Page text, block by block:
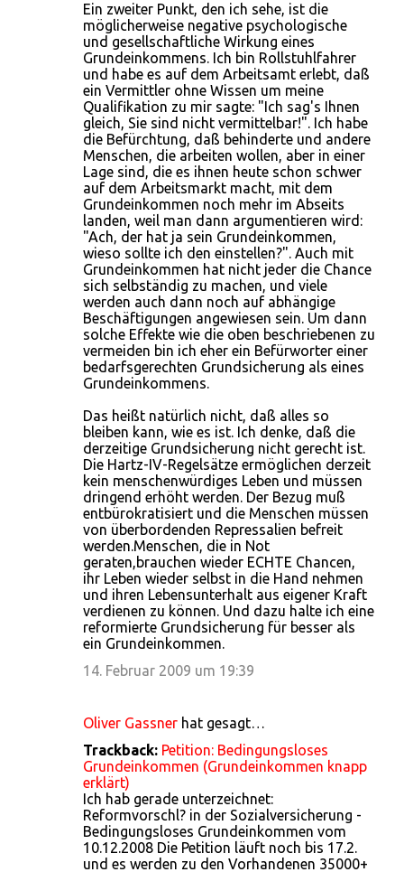
Ein zweiter Punkt, den ich sehe, ist die
möglicherweise negative psychologische
und gesellschaftliche Wirkung eines
Grundeinkommens. Ich bin Rollstuhlfahrer
und habe es auf dem Arbeitsamt erlebt, daß
ein Vermittler ohne Wissen um meine
Qualifikation zu mir sagte: "Ich sag's Ihnen
gleich, Sie sind nicht vermittelbar!". Ich habe
die Befürchtung, daß behinderte und andere
Menschen, die arbeiten wollen, aber in einer
Lage sind, die es ihnen heute schon schwer
auf dem Arbeitsmarkt macht, mit dem
Grundeinkommen noch mehr im Abseits
landen, weil man dann argumentieren wird:
"Ach, der hat ja sein Grundeinkommen,
wieso sollte ich den einstellen?". Auch mit
Grundeinkommen hat nicht jeder die Chance
sich selbständig zu machen, und viele
werden auch dann noch auf abhängige
Beschäftigungen angewiesen sein. Um dann
solche Effekte wie die oben beschriebenen zu
vermeiden bin ich eher ein Befürworter einer
bedarfsgerechten Grundsicherung als eines
Grundeinkommens.
Das heißt natürlich nicht, daß alles so
bleiben kann, wie es ist. Ich denke, daß die
derzeitige Grundsicherung nicht gerecht ist.
Die Hartz-IV-Regelsätze ermöglichen derzeit
kein menschenwürdiges Leben und müssen
dringend erhöht werden. Der Bezug muß
entbürokratisiert und die Menschen müssen
von überbordenden Repressalien befreit
werden.Menschen, die in Not
geraten,brauchen wieder ECHTE Chancen,
ihr Leben wieder selbst in die Hand nehmen
und ihren Lebensunterhalt aus eigener Kraft
verdienen zu können. Und dazu halte ich eine
reformierte Grundsicherung für besser als
ein Grundeinkommen.
14. Februar 2009 um 19:39
Oliver Gassner hat gesagt…
Trackback: Petition: Bedingungsloses
Grundeinkommen (Grundeinkommen knapp
erklärt)
Ich hab gerade unterzeichnet:
Reformvorschl? in der Sozialversicherung -
Bedingungsloses Grundeinkommen vom
10.12.2008 Die Petition läuft noch bis 17.2.
und es werden zu den Vorhandenen 35000+